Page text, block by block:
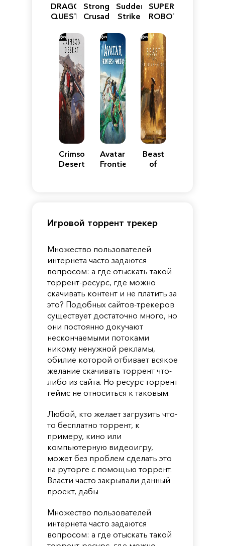
DRAGON
QUEST
Reimagined
Stronghold
Crusader:
Edition
Sudden
Strike
SUPER
ROBOT
Y
Crimson
Desert
Avatar:
Frontiers
Beast
of
Игровой торрент трекер
Множество пользователей
интернета часто задаются
вопросом: а где отыскать такой
торрент-ресурс, где можно
скачивать контент и не платить за
это? Подобных сайтов-трекеров
существует достаточно много, но
они постоянно докучают
нескончаемыми потоками
никому ненужной рекламы,
обилие которой отбивает всякое
желание скачивать торрент что-
либо из сайта. Но ресурс торрент
геймс не относиться к таковым.
Любой, кто желает загрузить что-
то бесплатно торрент, к
примеру, кино или
компьютерную видеоигру,
может без проблем сделать это
на руторге с помощью торрент.
Власти часто закрывали данный
проект, дабы
Множество пользователей
интернета часто задаются
вопросом: а где отыскать такой